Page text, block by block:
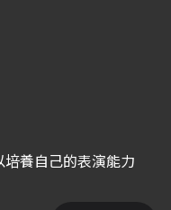
養自己的表演能力